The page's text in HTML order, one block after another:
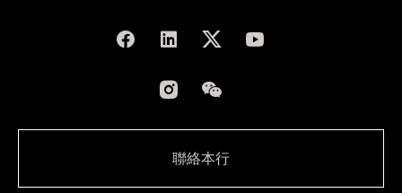
聯絡本行